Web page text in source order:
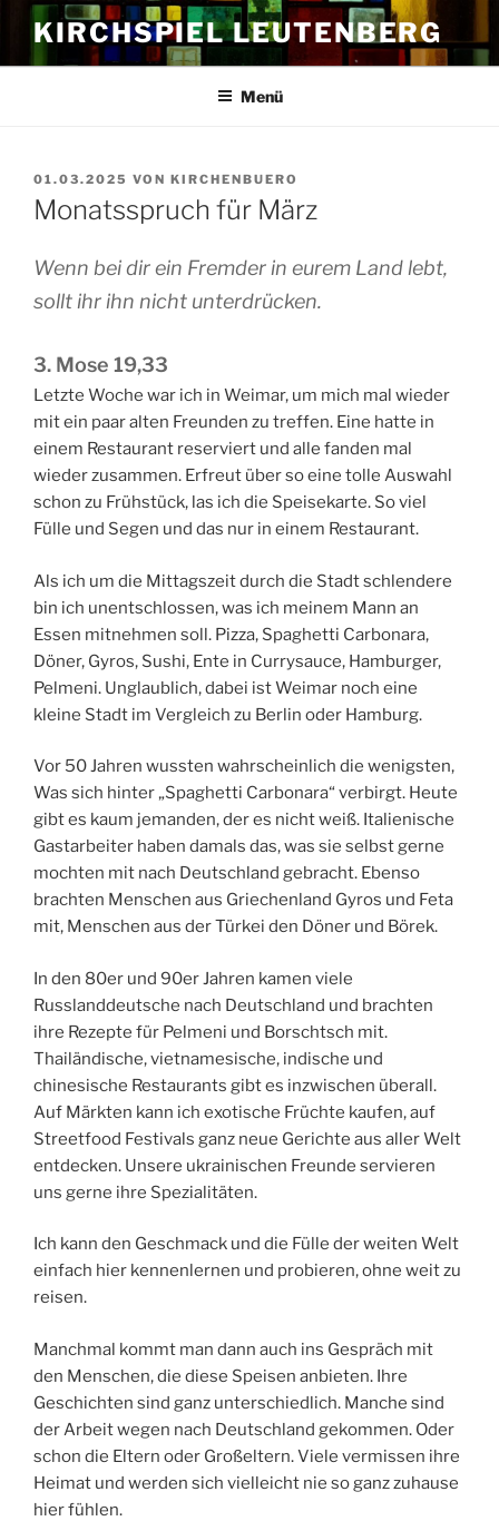
Zum
Inhalt
springen
KIRCHSPIEL LEUTENBERG
Menü
VERÖFFENTLICHT
AM
01.03.2025 VON KIRCHENBUERO
Monatsspruch für März
Wenn bei dir ein Fremder in eurem Land lebt,
sollt ihr ihn nicht unterdrücken.
3. Mose 19,33
Letzte Woche war ich in Weimar, um mich mal wieder
mit ein paar alten Freunden zu treffen. Eine hatte in
einem Restaurant reserviert und alle fanden mal
wieder zusammen. Erfreut über so eine tolle Auswahl
schon zu Frühstück, las ich die Speisekarte. So viel
Fülle und Segen und das nur in einem Restaurant.
Als ich um die Mittagszeit durch die Stadt schlendere
bin ich unentschlossen, was ich meinem Mann an
Essen mitnehmen soll. Pizza, Spaghetti Carbonara,
Döner, Gyros, Sushi, Ente in Currysauce, Hamburger,
Pelmeni. Unglaublich, dabei ist Weimar noch eine
kleine Stadt im Vergleich zu Berlin oder Hamburg.
Vor 50 Jahren wussten wahrscheinlich die wenigsten,
Was sich hinter „Spaghetti Carbonara“ verbirgt. Heute
gibt es kaum jemanden, der es nicht weiß. Italienische
Gastarbeiter haben damals das, was sie selbst gerne
mochten mit nach Deutschland gebracht. Ebenso
brachten Menschen aus Griechenland Gyros und Feta
mit, Menschen aus der Türkei den Döner und Börek.
In den 80er und 90er Jahren kamen viele
Russlanddeutsche nach Deutschland und brachten
ihre Rezepte für Pelmeni und Borschtsch mit.
Thailändische, vietnamesische, indische und
chinesische Restaurants gibt es inzwischen überall.
Auf Märkten kann ich exotische Früchte kaufen, auf
Streetfood Festivals ganz neue Gerichte aus aller Welt
entdecken. Unsere ukrainischen Freunde servieren
uns gerne ihre Spezialitäten.
Ich kann den Geschmack und die Fülle der weiten Welt
einfach hier kennenlernen und probieren, ohne weit zu
reisen.
Manchmal kommt man dann auch ins Gespräch mit
den Menschen, die diese Speisen anbieten. Ihre
Geschichten sind ganz unterschiedlich. Manche sind
der Arbeit wegen nach Deutschland gekommen. Oder
schon die Eltern oder Großeltern. Viele vermissen ihre
Heimat und werden sich vielleicht nie so ganz zuhause
hier fühlen.